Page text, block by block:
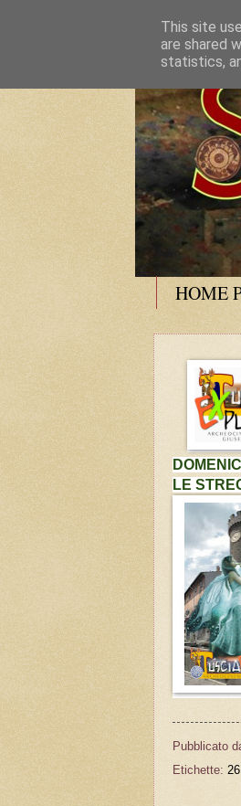
HOME
LE
Pubblicato
Etichette:
This site
are shared
statistics,